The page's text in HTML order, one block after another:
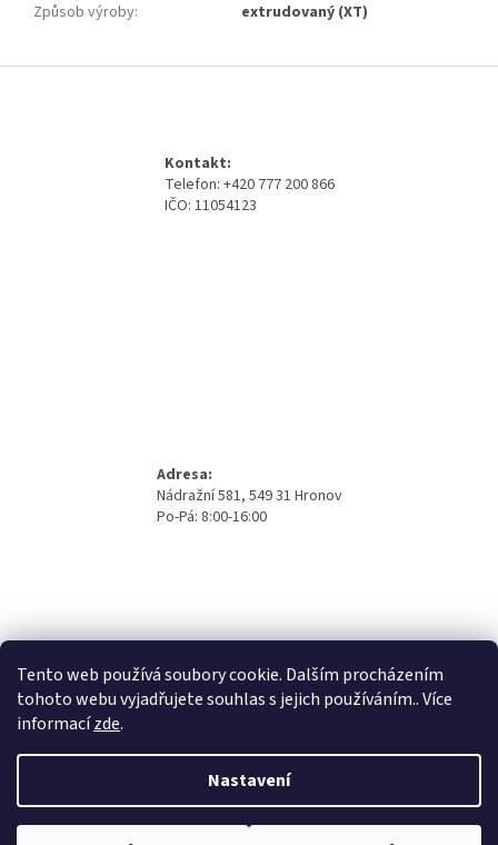
Tento web používá soubory cookie. Dalším procházením
tohoto webu vyjadřujete souhlas s jejich používáním.. Více
informacízde.
Nastavení
Způsob výroby: extrudovaný (XT)
Kontakt:
Telefon: +420 777 200 866
IČO: 11054123
Adresa:
Nádražní 581, 549 31 Hronov
Po-Pá: 8:00-16:00
Vytvořil Shoptet